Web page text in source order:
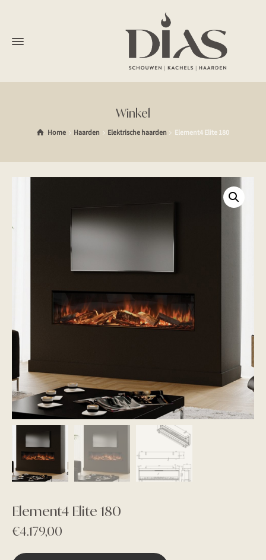
Winkel
Home Haarden Elektrische haarden Element4 Elite 180
Element4 Elite 180
€4.179,00